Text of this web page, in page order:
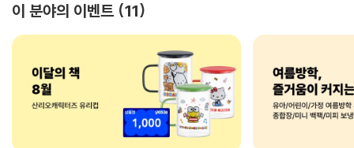
이 분야의 이벤트 11